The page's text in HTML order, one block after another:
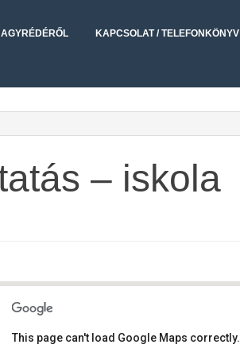
KAPCSOLAT / TELEFONKÖNYV
– iskola
Művelődési ház
This page can't load Google Maps correctly.